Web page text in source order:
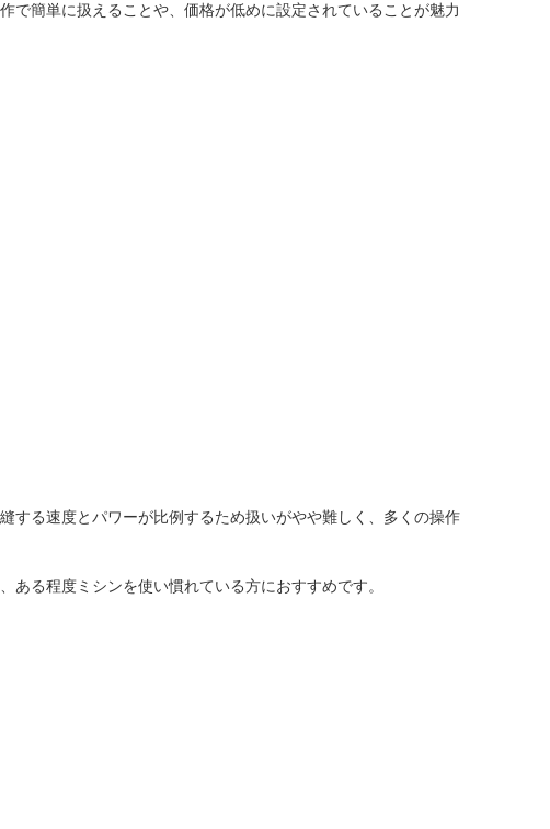
で簡単に扱えることや、価格が低めに設定されていることが魅力
する速度とパワーが比例するため扱いがやや難しく、多くの操作
る程度ミシンを使い慣れている方におすすめです。